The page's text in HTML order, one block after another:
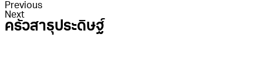
Previous
Next
ครัวสาธุประดิษฐ์